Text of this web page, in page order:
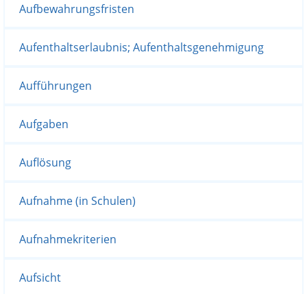
Aufbewahrungsfristen
Aufenthaltserlaubnis; Aufenthaltsgenehmigung
Aufführungen
Aufgaben
Auflösung
Aufnahme (in Schulen)
Aufnahmekriterien
Aufsicht